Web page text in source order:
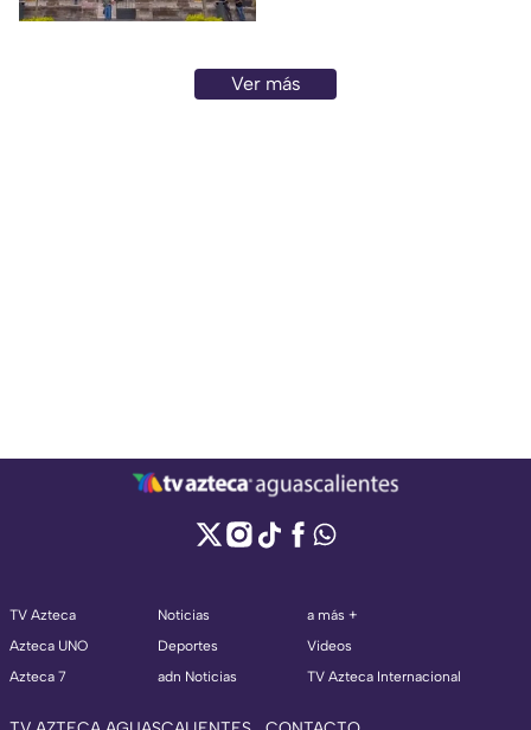
Ver más
TV Azteca
Azteca UNO
Azteca 7
Noticias
Deportes
adn Noticias
a más +
Videos
TV Azteca Internacional